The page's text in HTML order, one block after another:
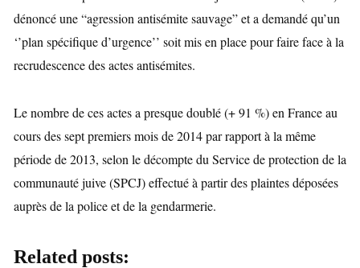
dénoncé une “agression antisémite sauvage” et a demandé qu’un
‘’plan spécifique d’urgence’’ soit mis en place pour faire face à la
recrudescence des actes antisémites.
Le nombre de ces actes a presque doublé (+ 91 %) en France au
cours des sept premiers mois de 2014 par rapport à la même
période de 2013, selon le décompte du Service de protection de la
communauté juive (SPCJ) effectué à partir des plaintes déposées
auprès de la police et de la gendarmerie.
Related posts: